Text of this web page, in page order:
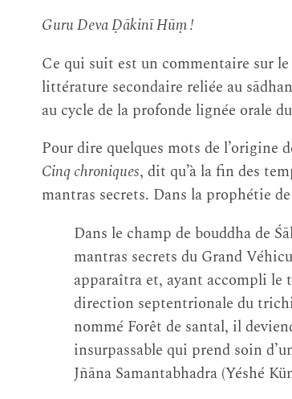
Guru Deva Ḍākinī Hūṃ !
Ce qui suit est un commentaire sur le
littérature secondaire reliée au
au cycle de la profonde lignée orale
Pour dire quelques mots de l’origine
Cinq chroniques, dit qu’à la fin des
mantras secrets. Dans la prophétie
Dans le champ de bouddha de
mantras secrets du Grand
apparaîtra et, ayant accompli le
direction septentrionale du
nommé Forêt de santal, il
insurpassable qui prend soin
Jñāna Samantabhadra (Yéshé